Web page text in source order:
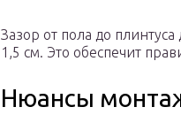
Зазор от пола до
1,5 см. Это обеспечит
Нюансы